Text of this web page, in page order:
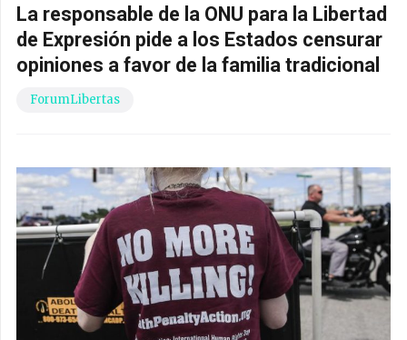
La responsable de la ONU para la Libertad
de Expresión pide a los Estados censurar
opiniones a favor de la familia tradicional
ForumLibertas